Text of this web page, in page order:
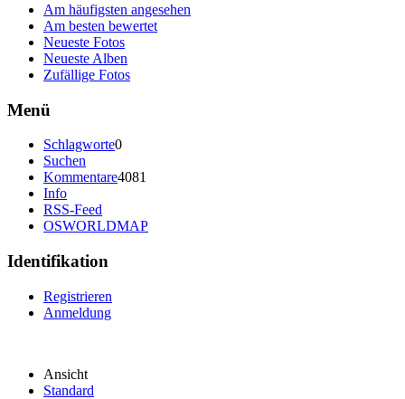
Am häufigsten angesehen
Am besten bewertet
Neueste Fotos
Neueste Alben
Zufällige Fotos
Menü
Schlagworte0
Suchen
Kommentare4081
Info
RSS-Feed
OSWORLDMAP
Identifikation
Registrieren
Anmeldung
Ansicht
Standard